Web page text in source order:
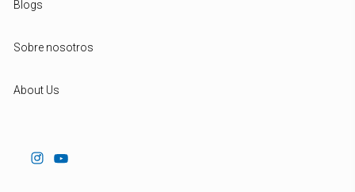
Blogs
Sobre nosotros
About Us